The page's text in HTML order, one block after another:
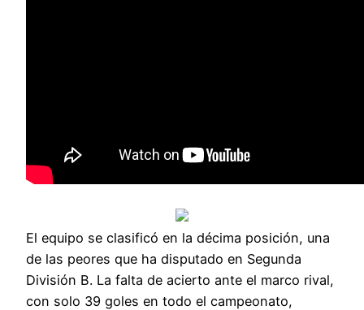
El equipo se clasificó en la décima posición, una
de las peores que ha disputado en Segunda
División B. La falta de acierto ante el marco rival,
con solo 39 goles en todo el campeonato,